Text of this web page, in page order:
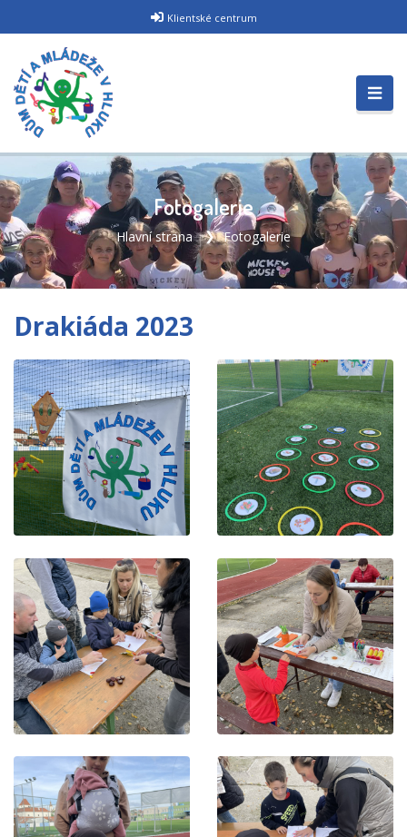
Klientské centrum
Fotogalerie
Hlavní strana Fotogalerie
Drakiáda 2023